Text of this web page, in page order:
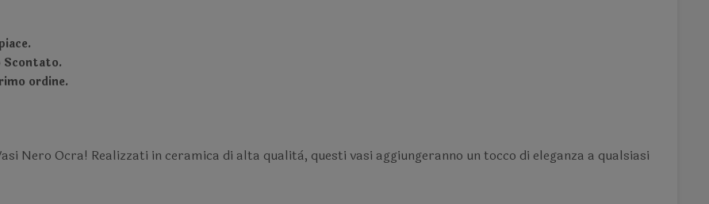
ordine.
Nero Ocra! Realizzati in ceramica di alta qualità, questi vasi aggiungeranno un tocco di eleganza a qualsiasi